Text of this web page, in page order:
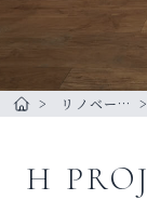
トップページ
リノベーション
H